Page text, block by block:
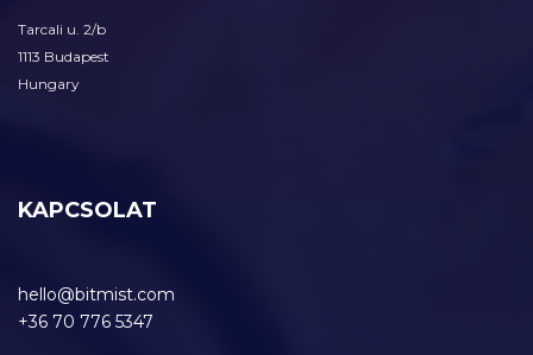
Tarcali u. 2/b
1113 Budapest
Hungary
KAPCSOLAT
hello@bitmist.com
+36 70 776 5347